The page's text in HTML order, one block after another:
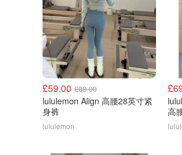
£59.00 £88.00
lululemon Align 高腰28英寸紧
身裤
lululemon
高